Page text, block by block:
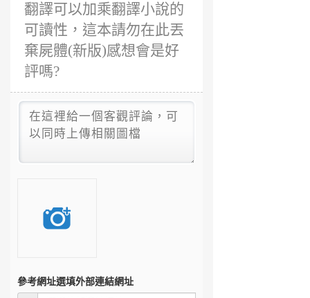
翻譯可以加乘翻譯小說的
可讀性，這本請勿在此丟
棄屍體(新版)感想會是好
評嗎?
參考網址選填外部連結網址